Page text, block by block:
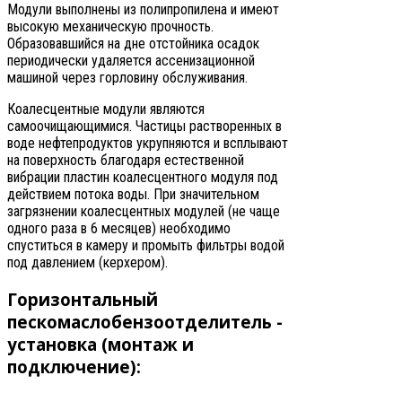
Модули выполнены из полипропилена и имеют
высокую механическую прочность.
Образовавшийся на дне отстойника осадок
периодически удаляется ассенизационной
машиной через горловину обслуживания.
Коалесцентные модули являются
самоочищающимися. Частицы растворенных в
воде нефтепродуктов укрупняются и всплывают
на поверхность благодаря естественной
вибрации пластин коалесцентного модуля под
действием потока воды. При значительном
загрязнении коалесцентных модулей (не чаще
одного раза в 6 месяцев) необходимо
спуститься в камеру и промыть фильтры водой
под давлением (керхером).
Горизонтальный
пескомаслобензоотделитель -
установка (монтаж и
подключение):